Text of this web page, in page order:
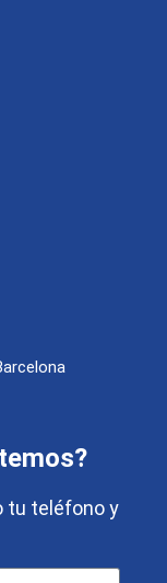
tu teléfono y